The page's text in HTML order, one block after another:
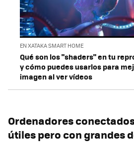
EN XATAKA SMART HOME
Qué son los "shaders" en tu
y cómo puedes usarlos para
imagen al ver vídeos
Ordenadores
útiles pero con grandes